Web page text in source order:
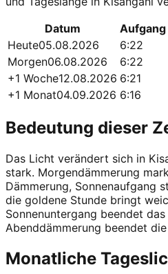
Datum
Aufgang
Heute05.08.2026 6:22
Morgen06.08.2026 6:22
+1 Woche12.08.2026 6:21
+1 Monat04.09.2026 6:16
Bedeutung dieser
Das Licht verändert sich in
stark. Morgendämmerung
Dämmerung, Sonnenaufgang
die goldene Stunde bringt
Sonnenuntergang beendet
Abenddämmerung beendet
Monatliche